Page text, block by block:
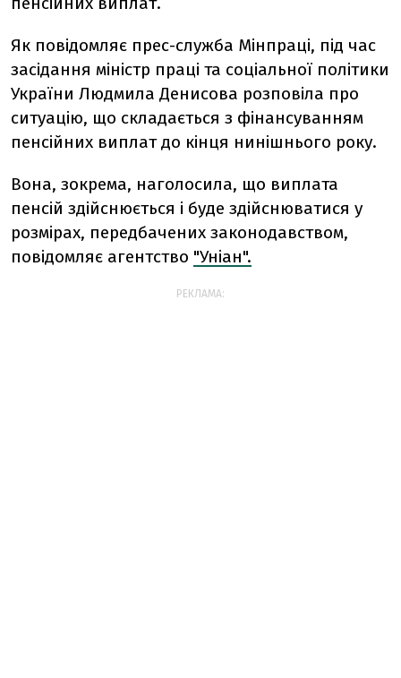
Як повідомляє прес-служба Мінпраці, під час
засідання міністр праці та соціальної політики
України Людмила Денисова розповіла про
ситуацію, що складається з фінансуванням
пенсійних виплат до кінця нинішнього року.
Вона, зокрема, наголосила, що виплата
пенсій здійснюється і буде здійснюватися у
розмірах, передбачених законодавством,
повідомляє агентство "Уніан".
РЕКЛАМА: